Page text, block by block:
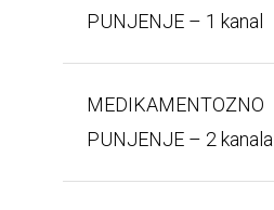
PUNJENJE – 1 kanal
MEDIKAMENTOZNO
PUNJENJE – 2 kanala